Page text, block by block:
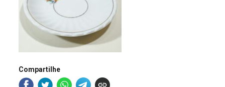
Compartilhe